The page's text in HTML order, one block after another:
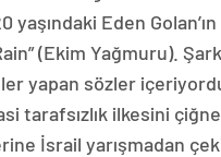
yaşındaki Eden Golan’ın
(Ekim Yağmuru).
yapan sözler
tarafsızlık ilkesini
İsrail yarışmadan